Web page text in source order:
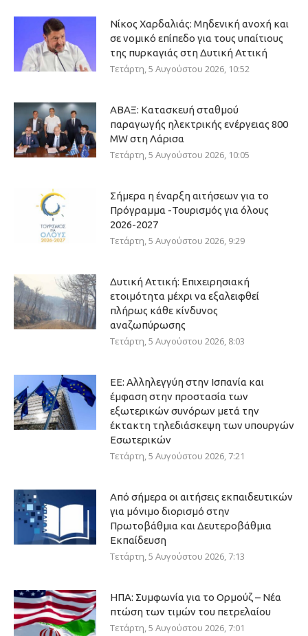
Νίκος Χαρδαλιάς: Μηδενική ανοχή και
σε νομικό επίπεδο για τους υπαίτιους
της πυρκαγιάς στη Δυτική Αττική
Τετάρτη, 5 Αυγούστου 2026, 10:52
ΑΒΑΞ: Κατασκευή σταθμού
παραγωγής ηλεκτρικής ενέργειας 800
ΜW στη Λάρισα
Τετάρτη, 5 Αυγούστου 2026, 10:05
Σήμερα η έναρξη αιτήσεων για το
Πρόγραμμα -Τουρισμός για όλους
2026-2027
Τετάρτη, 5 Αυγούστου 2026, 9:29
Δυτική Αττική: Επιχειρησιακή
ετοιμότητα μέχρι να εξαλειφθεί
πλήρως κάθε κίνδυνος
αναζωπύρωσης
Τετάρτη, 5 Αυγούστου 2026, 8:03
ΕΕ: Αλληλεγγύη στην Ισπανία και
έμφαση στην προστασία των
εξωτερικών συνόρων μετά την
έκτακτη τηλεδιάσκεψη των υπουργών
Εσωτερικών
Τετάρτη, 5 Αυγούστου 2026, 7:21
Από σήμερα οι αιτήσεις εκπαιδευτικών
για μόνιμο διορισμό στην
Πρωτοβάθμια και Δευτεροβάθμια
Εκπαίδευση
Τετάρτη, 5 Αυγούστου 2026, 7:13
ΗΠΑ: Συμφωνία για το Ορμούζ – Νέα
πτώση των τιμών του πετρελαίου
Τετάρτη, 5 Αυγούστου 2026, 7:01